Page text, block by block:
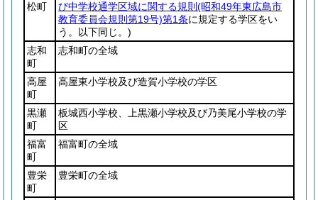
松町
び中学校通学区域に関する規則 (昭和49年東広島市
教育委員会規則第19号)第1条に規定する学区をい
う。以下同じ。)
志和
町
志和町の全域
高屋
町
高屋東小学校及び造賀小学校の学区
黒瀬
町
板城西小学校、上黒瀬小学校及び乃美尾小学校の学
区
福富
町
福富町の全域
豊栄
町
豊栄町の全域